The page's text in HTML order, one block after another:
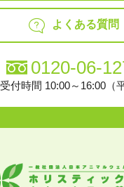
よくある質問
0120-06-
受付時間 10:00～16:00（平